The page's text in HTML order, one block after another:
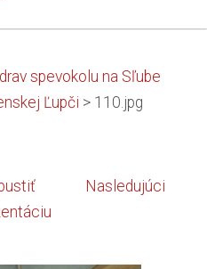
spevokolu na Sľube
Ľupči > 110.jpg
Nasledujúci